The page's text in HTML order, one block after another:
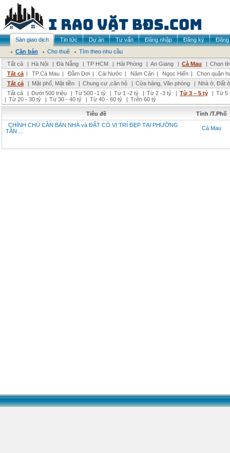
Sàn giao dịch Tin tức Dự án Tư vấn Đăng nhập Đăng ký
Đăng
Cần bán
Cho thuê
Tìm theo nhu cầu
Tất cả
| Hà Nội | Đà Nẵng | TP HCM | Hải Phòng | An Giang | Cà Mau | Chọn
Tất cả | TP.Cà Mau | Đầm Dơi | Cái Nước | Năm Căn | Ngọc Hiển |
Chọn quận
Tất cả
| Mặt phố, Mặt tiền | Chung cư ,căn hộ | Cửa hàng, Văn phòng | Nhà ở, Đất ở
Tất cả
| Dưới 500 triệu | Từ 500 -1 tỷ | Từ 1 -2 tỷ | Từ 2 -3 tỷ | Từ 3 – 5 tỷ | Từ 5
| Từ 20 - 30 tỷ | Từ 30 - 40 tỷ | Từ 40 - 60 tỷ | Trên 60 tỷ
Tiêu đề
Tỉnh /T.Phố
CHÍNH CHỦ CẦN BÁN NHÀ và ĐẤT CÓ VỊ TRÍ ĐẸP TẠI PHƯỜNG
TÂN ...
Cà Mau